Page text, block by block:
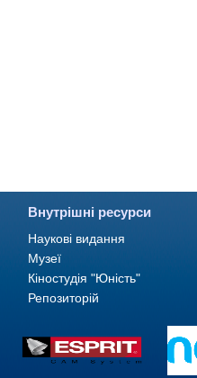
Внутрішні ресурси
Наукові видання
Музеї
Кіностудія "Юність"
Репозиторій